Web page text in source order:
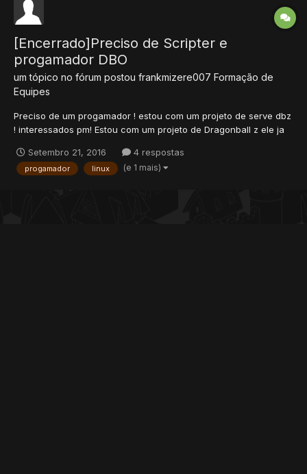
[Encerrado]Preciso de Scripter e
progamador DBO
um tópico no fórum postou frankmizere007 Formação de
Equipes
Preciso de um progamador ! estou com um projeto de serve dbz
! interessados pm! Estou com um projeto de Dragonball z ele ja
com progamador e scripter ! estou com uns pe...
Setembro 21, 2016 4 respostas
progamador linux (e 1 mais)